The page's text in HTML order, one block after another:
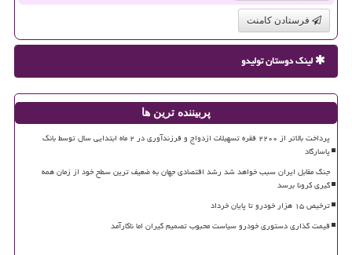
فرستادن کامنت
لینک دوستان تولیدو
پربیننده ترین ها
پرداخت بالاتر از ۲۲۰۰ فقره تسهیلات ازدواج و فرزندآوری در ۲ ماه ابتدایی سال توسط بانک
پاسارگاد
جنگ مقابل ایران سبب خواهد شد رشد اقتصادی جهان به ضعیف ترین سطح خود از زمان همه
گیری کرونا برسد
ترخیص ۱۵ هزار خودرو تا پایان خرداد
قیمت گذاری دستوری خودرو سیاست محبوب تصمیم گیران اما ناکارآمد